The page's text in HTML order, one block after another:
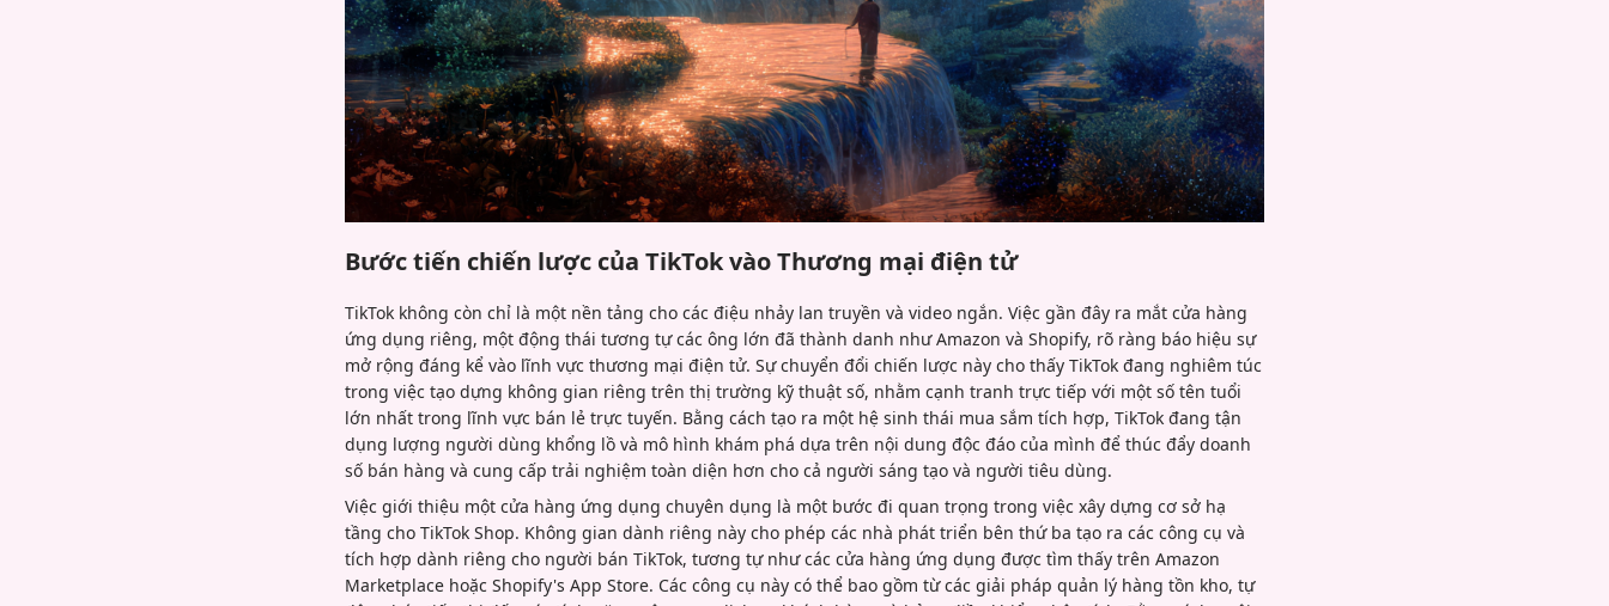
Bước tiến chiến lược của TikTok vào Thương mại điện tử
TikTok không còn chỉ là một nền tảng cho các điệu nhảy lan truyền và video ngắn. Việc gần đây ra mắt cửa hàng
ứng dụng riêng, một động thái tương tự các ông lớn đã thành danh như Amazon và Shopify, rõ ràng báo hiệu sự
mở rộng đáng kể vào lĩnh vực thương mại điện tử. Sự chuyển đổi chiến lược này cho thấy TikTok đang nghiêm túc
trong việc tạo dựng không gian riêng trên thị trường kỹ thuật số, nhằm cạnh tranh trực tiếp với một số tên tuổi
lớn nhất trong lĩnh vực bán lẻ trực tuyến. Bằng cách tạo ra một hệ sinh thái mua sắm tích hợp, TikTok đang tận
dụng lượng người dùng khổng lồ và mô hình khám phá dựa trên nội dung độc đáo của mình để thúc đẩy doanh
số bán hàng và cung cấp trải nghiệm toàn diện hơn cho cả người sáng tạo và người tiêu dùng.
Việc giới thiệu một cửa hàng ứng dụng chuyên dụng là một bước đi quan trọng trong việc xây dựng cơ sở hạ
tầng cho TikTok Shop. Không gian dành riêng này cho phép các nhà phát triển bên thứ ba tạo ra các công cụ và
tích hợp dành riêng cho người bán TikTok, tương tự như các cửa hàng ứng dụng được tìm thấy trên Amazon
Marketplace hoặc Shopify's App Store. Các công cụ này có thể bao gồm từ các giải pháp quản lý hàng tồn kho, tự